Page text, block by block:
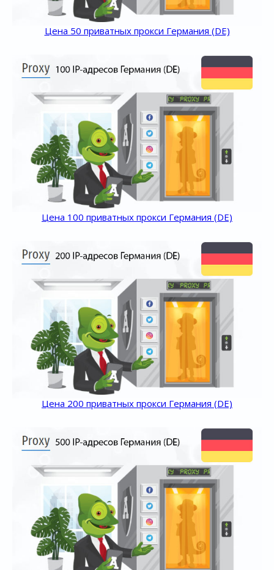
Цена 50 приватных прокси Германия (DE)
Цена 100 приватных прокси Германия (DE)
Цена 200 приватных прокси Германия (DE)